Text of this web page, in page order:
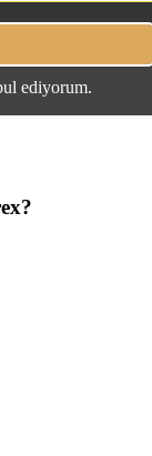
ediyorum.